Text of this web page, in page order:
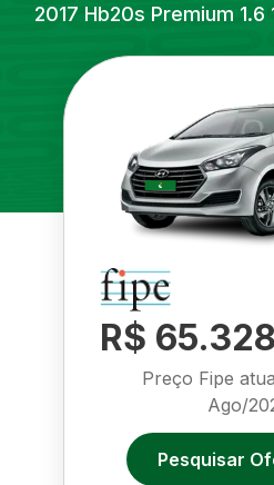
2017 Hb20s Premium
R$ 65.328
Preço Fipe
Ago/
Pesquisar